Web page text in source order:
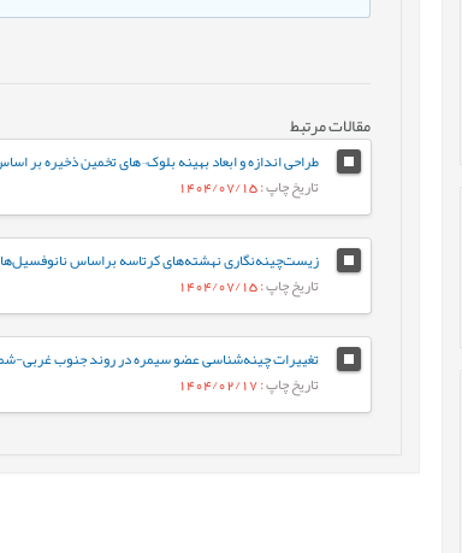
مقالات مرتبط
تاریخ چاپ: 1404/07/15
تاریخ چاپ: 1404/07/15
تاریخ چاپ: 1404/02/17